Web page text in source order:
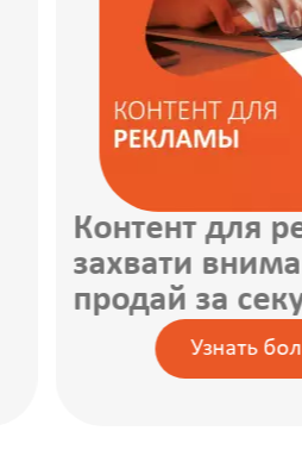
Контент для
захвати
продай за
Узнать